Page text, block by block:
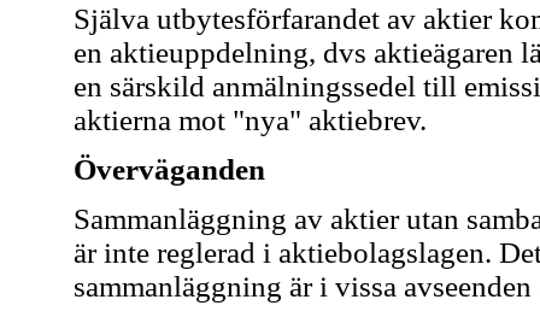
Själva utbytesförfarandet av aktier
en aktieuppdelning, dvs aktieägaren
en särskild anmälningssedel till
aktierna mot "nya" aktiebrev.
Överväganden
Sammanläggning av aktier utan
är inte reglerad i aktiebolagslagen.
sammanläggning är i vissa